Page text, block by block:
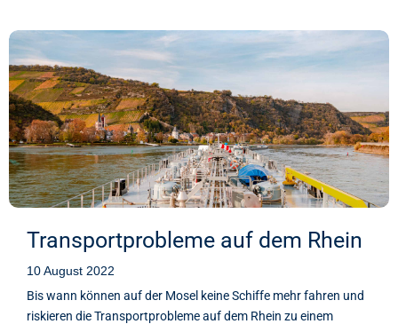
Transportprobleme auf dem Rhein
10 August 2022
Bis wann können auf der Mosel keine Schiffe mehr fahren und
riskieren die Transportprobleme auf dem Rhein zu einem